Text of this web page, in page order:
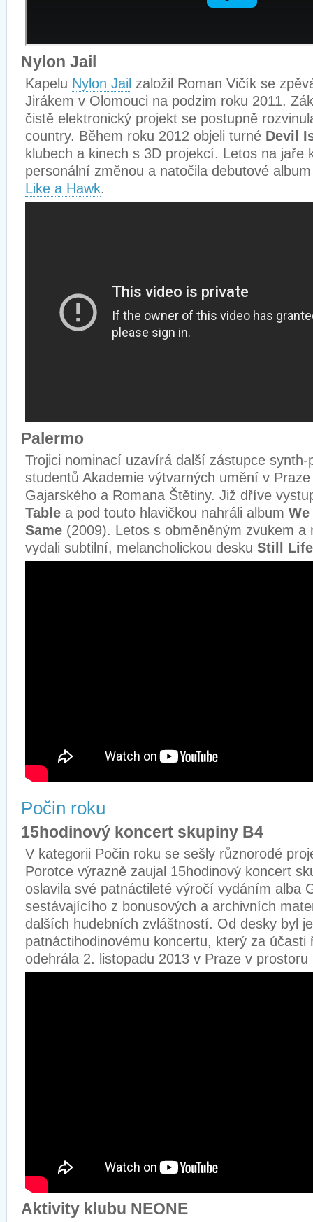
Nylon Jail
Kapelu Nylon Jail založil Roman Vičík se
Jirákem v Olomouci na podzim roku 2011.
čistě elektronický projekt se postupně
country. Během roku 2012 objeli turné Devil
klubech a kinech s 3D projekcí. Letos na jaře
personální změnou a natočila debutové
Like a Hawk.
Palermo
Trojici nominací uzavírá další zástupce
studentů Akademie výtvarných umění v
Gajarského a Romana Štětiny. Již dříve
Table a pod touto hlavičkou nahráli album
Same (2009). Letos s obměněným zvukem a
vydali subtilní, melancholickou desku Still Life
Počin roku
15hodinový koncert skupiny B4
V kategorii Počin roku se sešly různorodé
Porotce výrazně zaujal 15hodinový koncert
oslavila své patnáctileté výročí vydáním alba
sestávajícího z bonusových a archivních
dalších hudebních zvláštností. Od desky byl
patnáctihodinovému koncertu, který za účasti
odehrála 2. listopadu 2013 v Praze v prostoru
Aktivity klubu NEONE